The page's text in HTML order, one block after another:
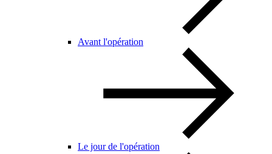
Avant l'opération
Le jour de l'opération